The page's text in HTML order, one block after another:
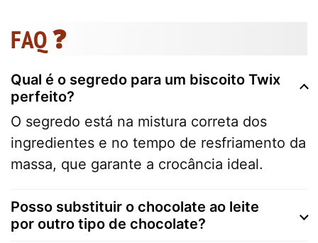
FAQ ❓
Qual é o segredo para um biscoito Twix
perfeito?
O segredo está na mistura correta dos
ingredientes e no tempo de resfriamento da
massa, que garante a crocância ideal.
Posso substituir o chocolate ao leite
por outro tipo de chocolate?